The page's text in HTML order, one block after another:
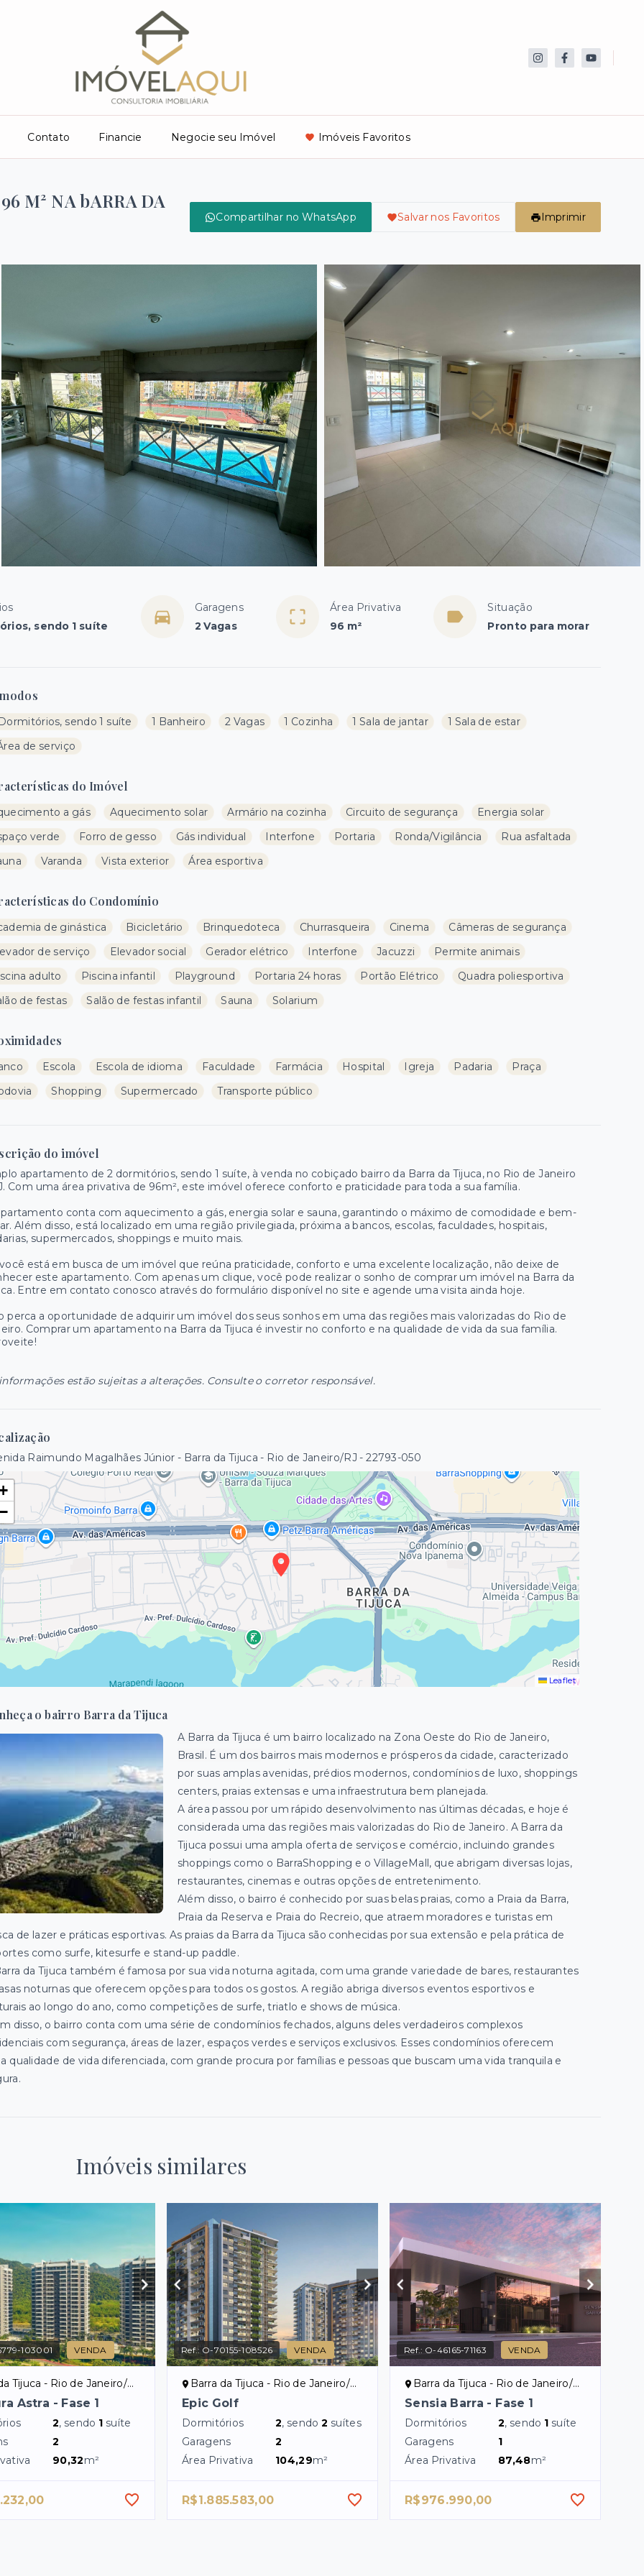
Contato Financie Negocie seu Imóvel Imóveis Favoritos
M² NA bARRA DA
Compartilhar no WhatsApp Salvar nos Favoritos Imprimir
sendo 1 suíte
Garagens
2 Vagas
Área Privativa
96 m²
Situação
Pronto para morar
sendo 1 suíte 1 Banheiro 2 Vagas 1 Cozinha 1 Sala de jantar
1 Sala de estar
de serviço
do Imóvel
a gás Aquecimento solar Armário na cozinha Circuito de segurança
Energia solar
verde
Forro de gesso Gás individual Interfone Portaria Ronda/Vigilância
Rua asfaltada
Varanda Vista exterior Área esportiva
do Condomínio
de ginástica Bicicletário Brinquedoteca Churrasqueira Cinema
Câmeras de segurança
de serviço
Elevador social Gerador elétrico Interfone Jacuzzi
Permite animais
adulto
Piscina infantil Playground Portaria 24 horas Portão Elétrico
Quadra poliesportiva
de festas
Salão de festas infantil Sauna Solarium
Escola Escola de idioma Faculdade Farmácia Hospital Igreja Padaria
Praça
Shopping Supermercado Transporte público
do imóvel
apartamento de 2 dormitórios, sendo 1 suíte, à venda no cobiçado bairro da Barra da Tijuca, no Rio de Janeiro
Com uma área privativa de 96m², este imóvel oferece conforto e praticidade para toda a sua família.
conta com aquecimento a gás, energia solar e sauna, garantindo o máximo de comodidade e bem-
Além disso, está localizado em uma região privilegiada, próxima a bancos, escolas, faculdades, hospitais,
supermercados, shoppings e muito mais.
está em busca de um imóvel que reúna praticidade, conforto e uma excelente localização, não deixe de
este apartamento. Com apenas um clique, você pode realizar o sonho de comprar um imóvel na Barra da
Entre em contato conosco através do formulário disponível no site e agende uma visita ainda hoje.
perca a oportunidade de adquirir um imóvel dos seus sonhos em uma das regiões mais valorizadas do Rio de
Comprar um apartamento na Barra da Tijuca é investir no conforto e na qualidade de vida da sua família.
estão sujeitas a alterações. Consulte o corretor responsável.
Raimundo Magalhães Júnior - Barra da Tijuca - Rio de Janeiro/RJ - 22793-050
Leaflet
o bairro Barra da Tijuca
A Barra da Tijuca é um bairro localizado na Zona Oeste do Rio de Janeiro,
Brasil. É um dos bairros mais modernos e prósperos da cidade, caracterizado
por suas amplas avenidas, prédios modernos, condomínios de luxo, shoppings
centers, praias extensas e uma infraestrutura bem planejada.
A área passou por um rápido desenvolvimento nas últimas décadas, e hoje é
considerada uma das regiões mais valorizadas do Rio de Janeiro. A Barra da
Tijuca possui uma ampla oferta de serviços e comércio, incluindo grandes
shoppings como o BarraShopping e o VillageMall, que abrigam diversas lojas,
restaurantes, cinemas e outras opções de entretenimento.
Além disso, o bairro é conhecido por suas belas praias, como a Praia da Barra,
Praia da Reserva e Praia do Recreio, que atraem moradores e turistas em
de lazer e práticas esportivas. As praias da Barra da Tijuca são conhecidas por sua extensão e pela prática de
como surfe, kitesurfe e stand-up paddle.
da Tijuca também é famosa por sua vida noturna agitada, com uma grande variedade de bares, restaurantes
noturnas que oferecem opções para todos os gostos. A região abriga diversos eventos esportivos e
ao longo do ano, como competições de surfe, triatlo e shows de música.
disso, o bairro conta com uma série de condomínios fechados, alguns deles verdadeiros complexos
com segurança, áreas de lazer, espaços verdes e serviços exclusivos. Esses condomínios oferecem
qualidade de vida diferenciada, com grande procura por famílias e pessoas que buscam uma vida tranquila e
Imóveis similares
103001 VENDA
Tijuca - Rio de Janeiro/RJ
Astra - Fase 1
2, sendo 1 suíte
2
90,32m²
Ref.: O-70155-108526 VENDA
Barra da Tijuca - Rio de Janeiro/RJ
Epic Golf
Dormitórios 2, sendo2 suítes
Garagens
2
Área Privativa
104,29m²
R$1.885.583,00
Ref.: O-46165-71163 VENDA
Barra da Tijuca - Rio de Janeiro/RJ
Sensia Barra - Fase 1
Dormitórios 2, sendo 1 suíte
Garagens
1
Área Privativa
87,48m²
R$976.990,00